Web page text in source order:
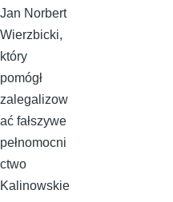
Jan Norbert
Wierzbicki,
który
pomógł
zalegalizow
ać fałszywe
pełnomocni
ctwo
Kalinowskie